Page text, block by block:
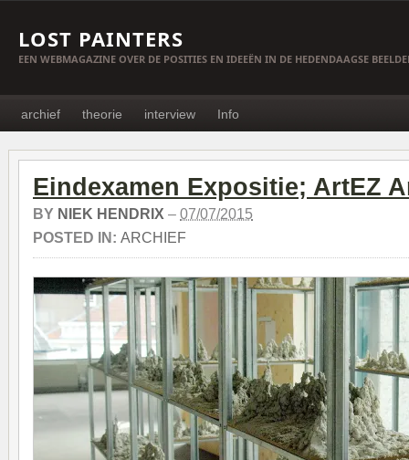
LOST PAINTERS
EEN WEBMAGAZINE OVER DE POSITIES EN IDEEËN IN DE HEDENDAAGSE
archief theorie interview Info
Eindexamen Expositie; ArtEZ
BY NIEK HENDRIX – 07/07/2015
POSTED IN: ARCHIEF